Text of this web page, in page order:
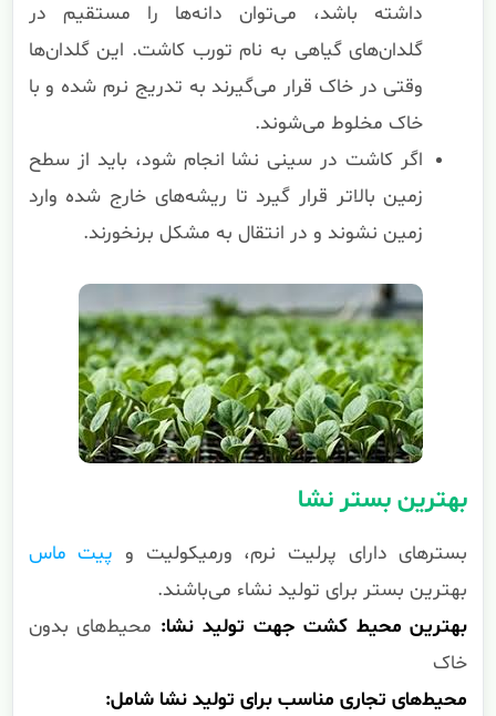
داشته باشد، می‌توان دانه‌ها را مستقیم در
گلدان‌های گیاهی به نام تورب کاشت. این گلدان‌ها
وقتی در خاک قرار می‌گیرند به تدریج نرم شده و با
خاک مخلوط می‌شوند.
اگر کاشت در سینی نشا انجام شود، باید از سطح
زمین بالاتر قرار گیرد تا ریشه‌های خارج شده وارد
زمین نشوند و در انتقال به مشکل برنخورند.
بهترین بستر نشا
بسترهای دارای پرلیت نرم، ورمیکولیت و پیت ماس
بهترین بستر برای تولید نشاء می‌باشند.
بهترین محیط کشت جهت تولید نشا: محیط‌های بدون
خاک
محیط‌های تجاری مناسب برای تولید نشا شامل: